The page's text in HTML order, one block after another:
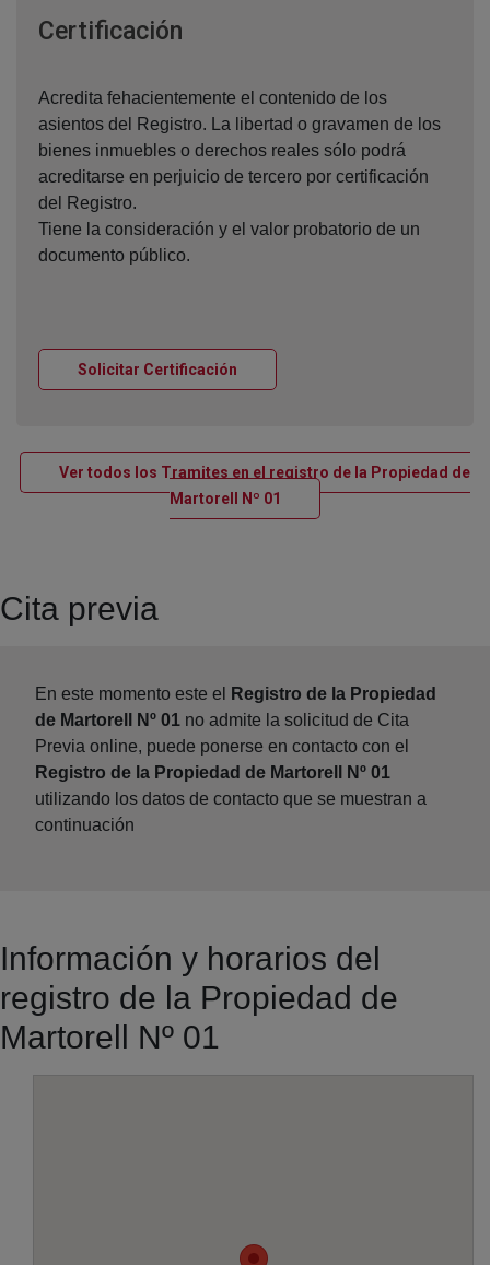
Certificación
Acredita fehacientemente el contenido de los
asientos del Registro. La libertad o gravamen de los
bienes inmuebles o derechos reales sólo podrá
acreditarse en perjuicio de tercero por certificación
del Registro.
Tiene la consideración y el valor probatorio de un
documento público.
Solicitar Certificación
Ver todos los Tramites en el registro de la Propiedad de
Martorell Nº 01
Ventana nueva
Cita previa
En este momento este el
Registro de la Propiedad
de Martorell Nº 01 no admite la solicitud de Cita
Previa online, puede ponerse en contacto con el
Registro de la Propiedad de Martorell Nº 01
utilizando los datos de contacto que se muestran a
continuación
Información y horarios del
registro de la Propiedad de
Martorell Nº 01